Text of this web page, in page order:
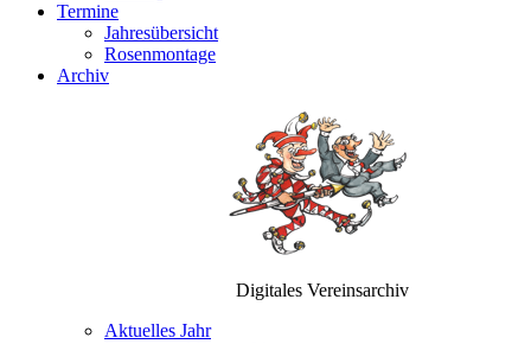
Termine
Jahresübersicht
Rosenmontage
Archiv
Digitales Vereinsarchiv
Aktuelles Jahr